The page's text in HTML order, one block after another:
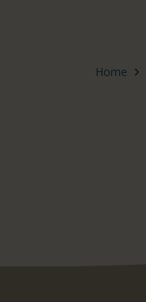
Home